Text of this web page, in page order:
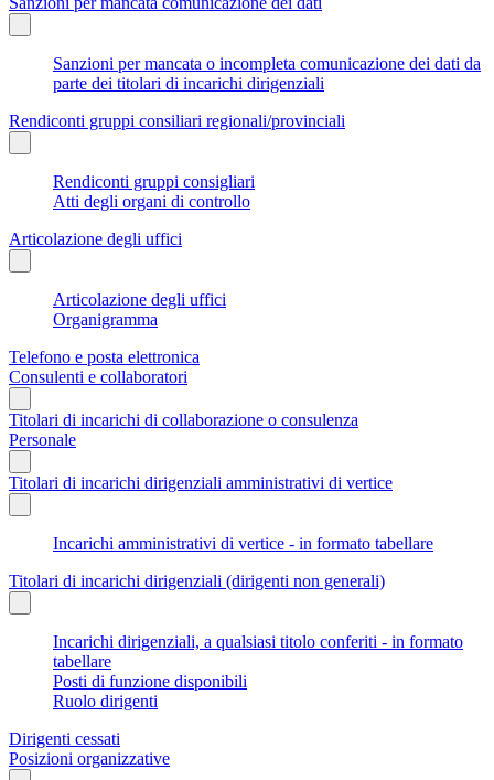
Sanzioni per mancata o incompleta comunicazione dei dati da
parte dei titolari di incarichi dirigenziali
Rendiconti gruppi consiliari regionali/provinciali
Rendiconti gruppi consigliari
Atti degli organi di controllo
Articolazione degli uffici
Articolazione degli uffici
Organigramma
Telefono e posta elettronica
Consulenti e collaboratori
Titolari di incarichi di collaborazione o consulenza
Personale
Titolari di incarichi dirigenziali amministrativi di vertice
Incarichi amministrativi di vertice - in formato tabellare
Titolari di incarichi dirigenziali (dirigenti non generali)
Incarichi dirigenziali, a qualsiasi titolo conferiti - in formato
tabellare
Posti di funzione disponibili
Ruolo dirigenti
Dirigenti cessati
Posizioni organizzative